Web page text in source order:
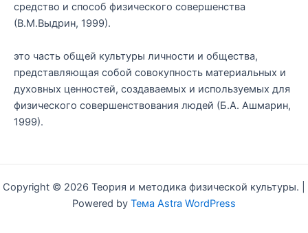
средство и способ физического совершенства
(В.М.Выдрин, 1999).
это часть общей культуры личности и общества,
представляющая собой совокупность материальных и
духовных ценностей, создаваемых и используемых для
физического совершенствования людей (Б.А. Ашмарин,
1999).
Copyright © 2026 Теория и методика физической культуры. |
Powered by Тема Astra WordPress